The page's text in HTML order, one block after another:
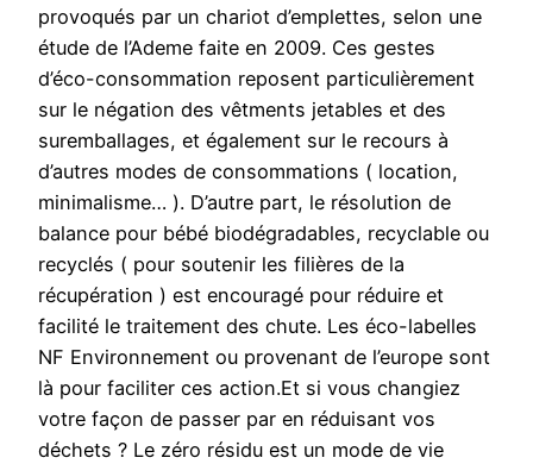
provoqués par un chariot d’emplettes, selon une
étude de l’Ademe faite en 2009. Ces gestes
d’éco-consommation reposent particulièrement
sur le négation des vêtments jetables et des
suremballages, et également sur le recours à
d’autres modes de consommations ( location,
minimalisme… ). D’autre part, le résolution de
balance pour bébé biodégradables, recyclable ou
recyclés ( pour soutenir les filières de la
récupération ) est encouragé pour réduire et
facilité le traitement des chute. Les éco-labelles
NF Environnement ou provenant de l’europe sont
là pour faciliter ces action.Et si vous changiez
votre façon de passer par en réduisant vos
déchets ? Le zéro résidu est un mode de vie